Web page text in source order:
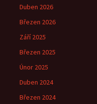
Duben 2026
Březen 2026
Září 2025
Březen 2025
Únor 2025
Duben 2024
Březen 2024